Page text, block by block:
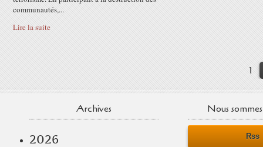
communautés,...
Lire la suite
1
Archives
2026
Nous
Rss